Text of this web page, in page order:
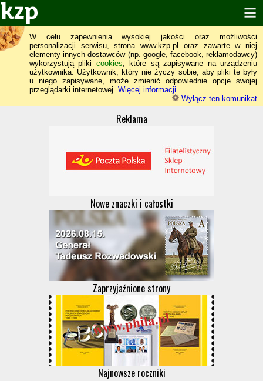
W celu zapewnienia wysokiej jakości oraz możliwości
personalizacji serwisu, strona www.kzp.pl oraz zawarte w niej
elementy innych dostawców (np. google, facebook, reklamodawcy)
wykorzystują pliki cookies, które są zapisywane na urządzeniu
użytkownika. Użytkownik, który nie życzy sobie, aby pliki te były
u niego zapisywane, może zmienić odpowiednie opcje swojej
przeglądarki internetowej. Więcej informacji...
Wyłącz ten komunikat
Reklama
Nowe znaczki i całostki
Zaprzyjaźnione strony
Najnowsze roczniki